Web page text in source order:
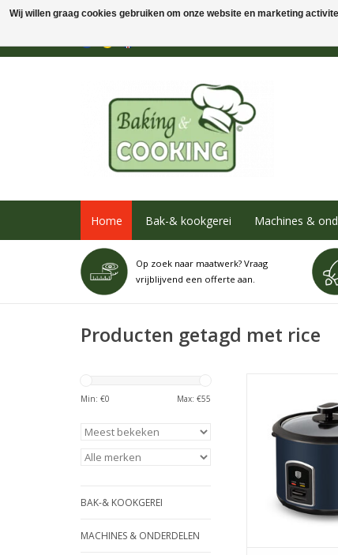
Home Bak-& kookgerei Machines &
Op zoek naar maatwerk? Vraag
vrijblijvend een offerte aan.
Producten getagd met rice
Min: €0 Max: €55
BAK-& KOOKGEREI
MACHINES & ONDERDELEN
TOEVOEGEN AAN
Wij willen graag cookies gebruiken om onze website en marketing